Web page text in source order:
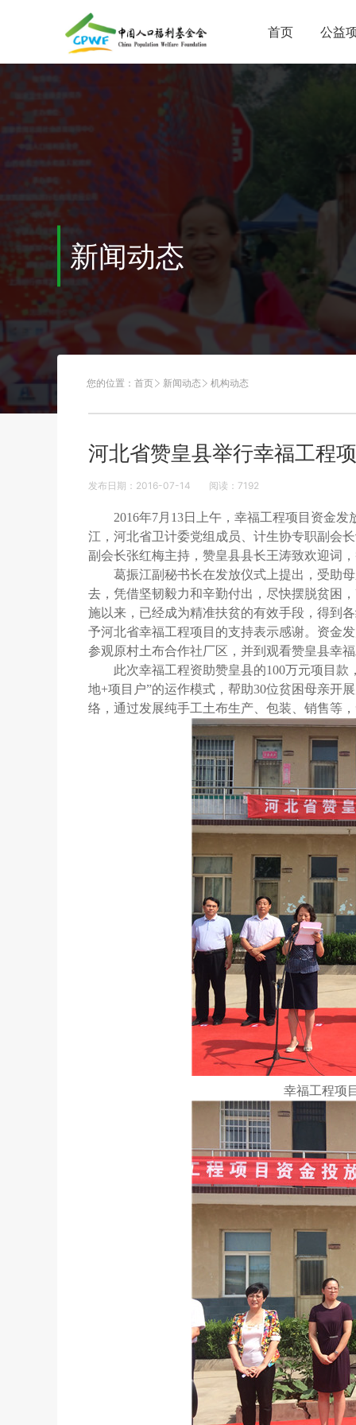
首页 公益
新闻动态
您的位置： 首页 新闻动态 机构动态
河北省赞皇县举行幸福工程
发布日期：2016-07-14 阅读： 7192
2016年7月13日上午，幸福工程项目资金
江，河北省卫计委党组成员、计生协专职副会
副会长张红梅主持，赞皇县县长王涛致欢迎词
葛振江副秘书长在发放仪式上提出，受助
去，凭借坚韧毅力和辛勤付出，尽快摆脱贫困
施以来，已经成为精准扶贫的有效手段，得到
予河北省幸福工程项目的支持表示感谢。资金
参观原村土布合作社厂区，并到观看赞皇县幸
此次幸福工程资助赞皇县的100万元项目款
地+项目户”的运作模式，帮助30位贫困母亲开
络，通过发展纯手工土布生产、包装、销售等
幸福工程项